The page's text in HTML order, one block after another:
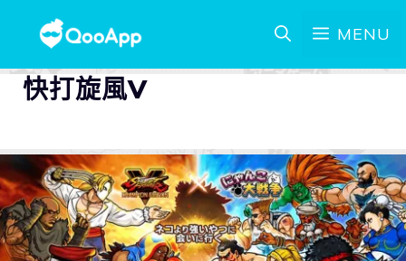
MENU
快打旋風V